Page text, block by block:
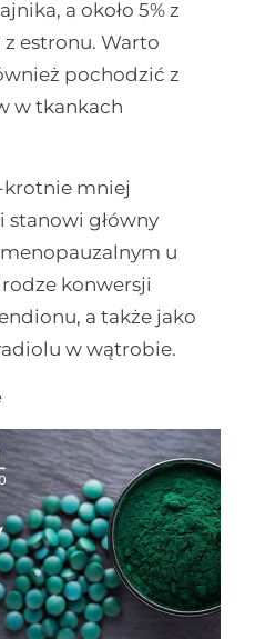
a około 5% z
estronu. Warto
pochodzić z
w tkankach
krotnie mniej
stanowi główny
u
konwersji
a także jako
w wątrobie.